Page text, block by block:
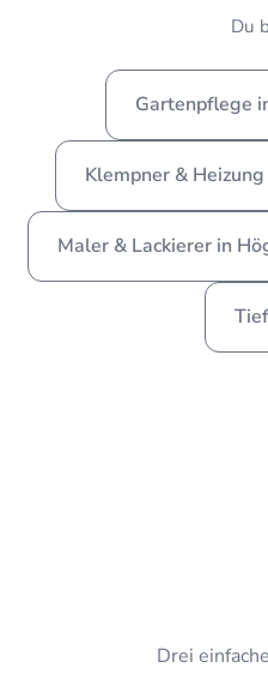
Du
Gartenpflege
Klempner &
Maler & Lackierer in
Drei